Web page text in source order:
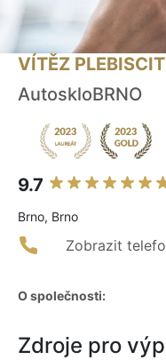
VÍTĚZ
AutoskloBRNO
9.7
Brno, Brno
Zobrazit
O společnosti:
Zdroje pro